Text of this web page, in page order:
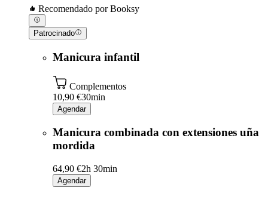
Recomendado por Booksy
Patrocinado
Manicura infantil
Complementos
10,90 €30min
Agendar
Manicura combinada con extensiones uña
mordida
64,90 €2h 30min
Agendar